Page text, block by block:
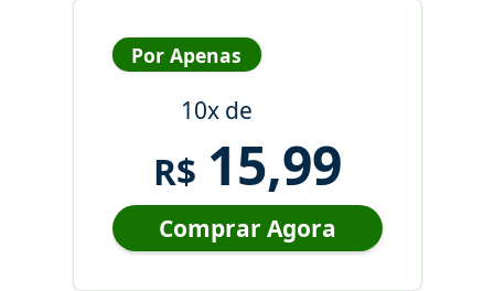
Por Apenas
10x de
R$ 15,99
Comprar Agora